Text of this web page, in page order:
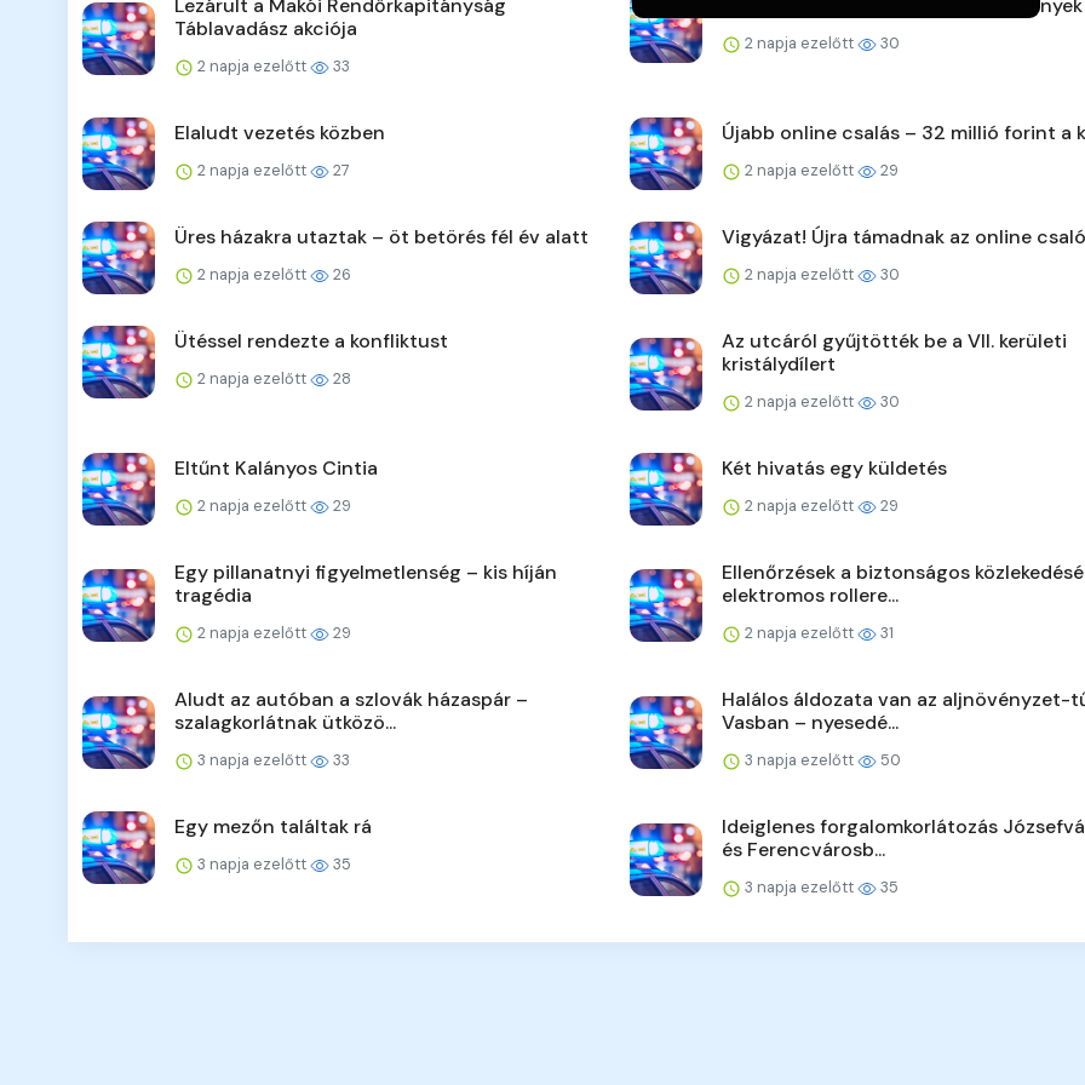
Lezárult a Makói Rendőrkapitányság
Táblavadász akciója
2 napja ezelőtt 33
Hasznos tudás, felejthetetlen élmények
2 napja ezelőtt 30
Elaludt vezetés közben
2 napja ezelőtt 27
Újabb online csalás – 32 millió forint a
2 napja ezelőtt 29
Üres házakra utaztak – öt betörés fél év alatt
2 napja ezelőtt 26
Vigyázat! Újra támadnak az online
2 napja ezelőtt 30
Ütéssel rendezte a konfliktust
2 napja ezelőtt 28
Az utcáról gyűjtötték be a VII. kerületi
kristálydílert
2 napja ezelőtt 30
Eltűnt Kalányos Cintia
2 napja ezelőtt 29
Két hivatás egy küldetés
2 napja ezelőtt 29
Egy pillanatnyi figyelmetlenség – kis híján
tragédia
2 napja ezelőtt 29
Ellenőrzések a biztonságos
elektromos rollere...
2 napja ezelőtt 31
Aludt az autóban a szlovák házaspár –
szalagkorlátnak ütközö...
3 napja ezelőtt 33
Halálos áldozata van az aljnövényzet-
Vasban – nyesedé...
3 napja ezelőtt 50
Egy mezőn találtak rá
3 napja ezelőtt 35
Ideiglenes forgalomkorlátozás
és Ferencvárosb...
3 napja ezelőtt 35